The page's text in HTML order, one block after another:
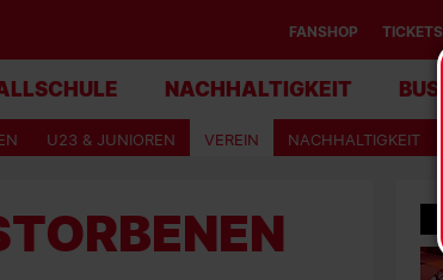
FANSHOP TICKETS
NACHHALTIGKEIT
U23 & JUNIOREN VEREIN NACHHALTIGKEIT